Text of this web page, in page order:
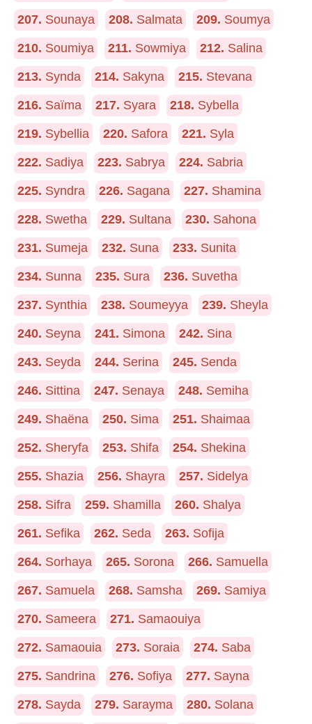
207. Sounaya 208. Salmata 209. Soumya
210. Soumiya 211. Sowmiya 212. Salina
213. Synda 214. Sakyna 215. Stevana
216. Saïma 217. Syara 218. Sybella
219. Sybellia 220. Safora 221. Syla
222. Sadiya 223. Sabrya 224. Sabria
225. Syndra 226. Sagana 227. Shamina
228. Swetha 229. Sultana 230. Sahona
231. Sumeja 232. Suna 233. Sunita
234. Sunna 235. Sura 236. Suvetha
237. Synthia 238. Soumeyya 239. Sheyla
240. Seyna 241. Simona 242. Sina
243. Seyda 244. Serina 245. Senda
246. Sittina 247. Senaya 248. Semiha
249. Shaëna 250. Sima 251. Shaimaa
252. Sheryfa 253. Shifa 254. Shekina
255. Shazia 256. Shayra 257. Sidelya
258. Sifra 259. Shamilla 260. Shalya
261. Sefika 262. Seda 263. Sofija
264. Sorhaya 265. Sorona 266. Samuella
267. Samuela 268. Samsha 269. Samiya
270. Sameera 271. Samaouiya
272. Samaouia 273. Soraia 274. Saba
275. Sandrina 276. Sofiya 277. Sayna
278. Sayda 279. Sarayma 280. Solana